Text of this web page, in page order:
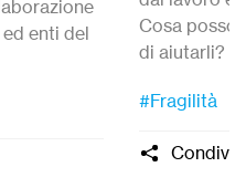
enti del
Cosa
di aiutarli?
Crepaldi,
#Fragilità